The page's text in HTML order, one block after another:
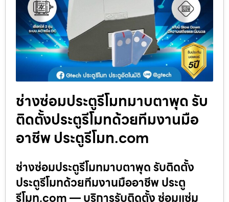
ช่างซ่อมประตูรีโมทมาบตาพุด รับ
ติดตั้งประตูรีโมทด้วยทีมงานมือ
อาชีพ ประตูรีโมท.com
ช่างซ่อมประตูรีโมทมาบตาพุด รับติดตั้ง
ประตูรีโมทด้วยทีมงานมืออาชีพ ประตู
รีโมท.com — บริการรับติดตั้ง ซ่อมแซ่ม